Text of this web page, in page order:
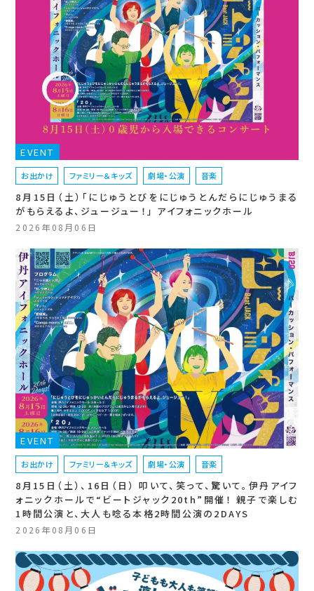
EVENT
お出かけ ファミリー＆キッズ 劇場・公演 音楽
8月15日（土）「にじゅうとびをにじゅうとんだらにじゅうまる
がもらえるよ、ジュージュー！」 アイフォニックホール
2026年08月06日
EVENT
お出かけ ファミリー＆キッズ 劇場・公演 音楽
8月15日（土）、16日（日） 叩いて、笑って、驚いて。伊丹アイフ
ォニックホールで“ビートジャック20th”開催！ 親子で楽しむ
1時間公演と、大人も唸る本格2時間公演の2DAYS
2026年08月06日